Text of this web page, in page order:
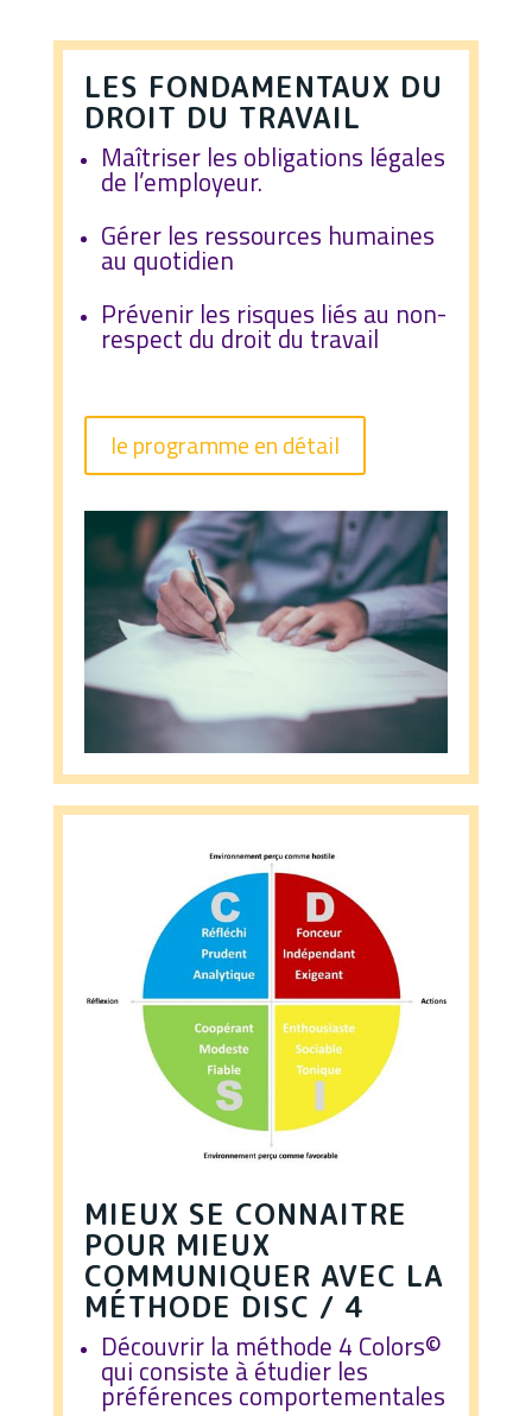
LES FONDAMENTAUX DU
DROIT DU TRAVAIL
Maîtriser les obligations légales
de l’employeur.
Gérer les ressources humaines
au quotidien
Prévenir les risques liés au non-
respect du droit du travail
le programme en détail
MIEUX SE CONNAITRE
POUR MIEUX
COMMUNIQUER AVEC LA
MÉTHODE DISC / 4
Découvrir la méthode 4 Colors©
qui consiste à étudier les
préférences comportementales